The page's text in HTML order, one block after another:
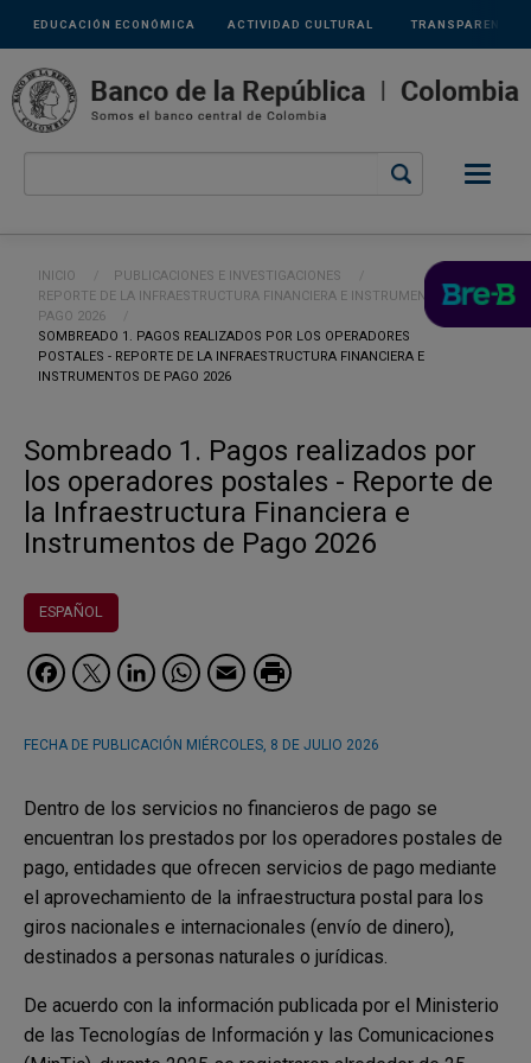
Pasar al contenido principal
Links
secundarios
ACTIVIDAD CULTURAL
EDUCACIÓN ECONÓMICA TRANSPARENCIA
Ruta de navegación
INICIO
PUBLICACIONES E INVESTIGACIONES
REPORTE DE LA INFRAESTRUCTURA FINANCIERA E INSTRUMENTOS DE
PAGO 2026
CURRENT:
SOMBREADO 1. PAGOS REALIZADOS POR LOS OPERADORES
POSTALES - REPORTE DE LA INFRAESTRUCTURA FINANCIERA E
INSTRUMENTOS DE PAGO 2026
Sombreado 1. Pagos realizados por
los operadores postales - Reporte de
la Infraestructura Financiera e
Instrumentos de Pago 2026
ESPAÑOL
Facebook
Twitter
LinkedIn
WhatsApp
Email
FECHA DE PUBLICACIÓN MIÉRCOLES, 8 DE JULIO 2026
Dentro de los servicios no financieros de pago se
encuentran los prestados por los operadores postales de
pago, entidades que ofrecen servicios de pago mediante
el aprovechamiento de la infraestructura postal para los
giros nacionales e internacionales (envío de dinero),
destinados a personas naturales o jurídicas.
De acuerdo con la información publicada por el Ministerio
de las Tecnologías de Información y las Comunicaciones